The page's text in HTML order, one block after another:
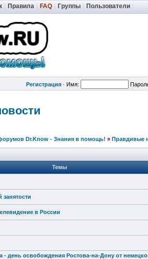
Правила FAQ Группы Пользователи
Регистрация · Имя:
Dr.Know - Знания в помощь! » Правдивые
Темы
в России
- день освобождения Ростова-на-Дону от